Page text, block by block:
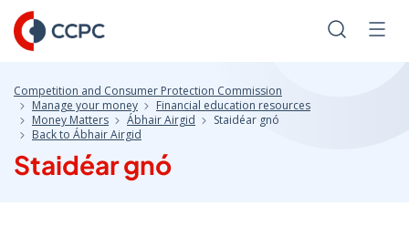
Skip
to
Content
Search
Competition and Consumer Protection Commission
Manage your money
Financial education resources
Money Matters
Ábhair Airgid
Staidéar gnó
Back to Ábhair Airgid
Staidéar gnó